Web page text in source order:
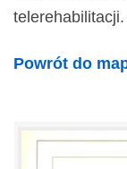
telerehabilitacji.
Powrót do